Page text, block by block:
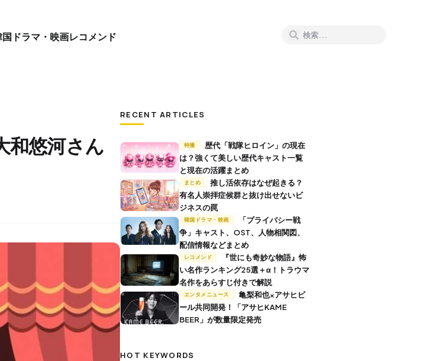
国ドラマ・映画レコメンド
和悠河さん
RECENT ARTICLES
特撮
は？強くて美しい歴代キャスト一覧
と現在の活躍まとめ
まとめ
推し活依存はなぜ起きる？
有名人崇拝症候群と抜け出せないビ
ジネスの罠
韓国ドラマ・映画
争」キャスト、OST、人物相関図、
配信情報などまとめ
レコメンド
い名作ランキング25選＋α！トラウマ
名作をあらすじ付きで解説
エンタメニュース
ール共同開発！「アサヒKAME
BEER」が数量限定発売
HOT KEYWORDS